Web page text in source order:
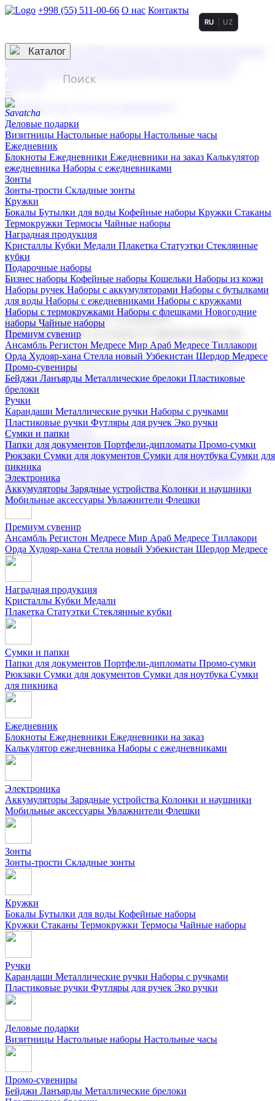
+998 (55) 511-00-66 О нас Контакты
3D гравировка
смолой (Doming)
гравировка твердая
тиснение
RU UZ
☰
Контакты
Каталог
Деловые подарки
Визитницы Настольные наборы Настольные часы
Ежедневник
Блокноты Ежедневники Ежедневники на заказ Калькулятор
ежедневника Наборы с ежедневниками
Зонты
Зонты-трости Складные зонты
Кружки
Бокалы Бутылки для воды Кофейные наборы Кружки Стаканы
Термокружки Термосы Чайные наборы
Наградная продукция
Kристаллы Кубки Медали Плакетка Статуэтки Стеклянные
кубки
Подарочные наборы
Бизнес наборы Кофейные наборы Кошельки Наборы из кожи
Наборы ручек Наборы с аккумуляторами Наборы с бутылками
для воды Наборы с ежедневниками Наборы с кружками
Наборы с термокружками Наборы с флешками Новогодние
наборы Чайные наборы
Премиум сувенир
Ансамбль Регистон Медресе Мир Араб Медресе Тиллакори
Орда Худояр-хана Стелла новый Узбекистан Шердор Медресе
Промо-сувениры
Бейджи Ланъярды Металлические брелоки Пластиковые
брелоки
Ручки
Карандаши Металлические ручки Наборы с ручками
Пластиковые ручки Футляры для ручек Эко ручки
Сумки и папки
Папки для документов Портфели-дипломаты Промо-сумки
Рюкзаки Сумки для документов Сумки для ноутбука Сумки для
пикника
Электроника
Аккумуляторы Зарядные устройства Колонки и наушники
Мобильные аксессуары Увлажнители Флешки
Корпоративные подарки
Поставка со склада и производство
Мы предлагаем широкий выбор корпоративных подарков и
сувениров с логотипом. В нашем каталоге вы найдете
продукцию для бизнеса, мероприятия и клиентов.
Подарочные наборы
Бизнес наборыКофейные наборы Кошельки
Наборы из кожиНаборы ручекНаборы с аккумуляторами
Наборы с бутылками для воды
Наборы с ежедневниками
Наборы с кружками
флешкамиНовогодние наборыЧайные наборы
Премиум сувенир
Ансамбль Регистон Медресе Мир Араб Медресе Тиллакори
Орда Худояр-хана Стелла новый Узбекистан Шердор Медресе
Наградная продукция
Kристаллы Кубки Медали
Плакетка Статуэтки Стеклянные кубки
Сумки и папки
Папки для документов Портфели-дипломаты Промо-сумки
Рюкзаки Сумки для документов Сумки для ноутбука Сумки
для пикника
Ежедневник
Блокноты Ежедневники Ежедневники на заказ
Калькулятор ежедневника Наборы с ежедневниками
Электроника
Аккумуляторы Зарядные устройства Колонки и наушники
Мобильные аксессуары Увлажнители Флешки
Зонты
Зонты-трости Складные зонты
Кружки
Бокалы Бутылки для воды Кофейные наборы
Кружки Стаканы Термокружки Термосы Чайные наборы
Ручки
Карандаши Металлические ручки Наборы с ручками
Пластиковые ручки Футляры для ручек Эко ручки
Деловые подарки
Визитницы Настольные наборы Настольные часы
Промо-сувениры
Бейджи Ланъярды Металлические брелоки